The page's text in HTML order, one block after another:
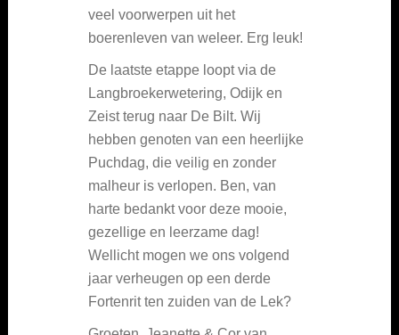
veel voorwerpen uit het
boerenleven van weleer. Erg leuk!
De laatste etappe loopt via de
Langbroekerwetering, Odijk en
Zeist terug naar De Bilt. Wij
hebben genoten van een heerlijke
Puchdag, die veilig en zonder
malheur is verlopen. Ben, van
harte bedankt voor deze mooie,
gezellige en leerzame dag!
Wellicht mogen we ons volgend
jaar verheugen op een derde
Fortenrit ten zuiden van de Lek?